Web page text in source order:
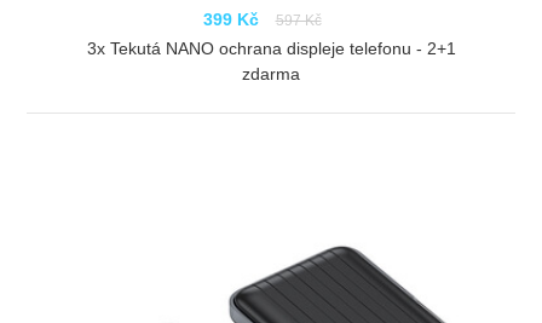
399 Kč 597 Kč
3x Tekutá NANO ochrana displeje telefonu - 2+1
zdarma